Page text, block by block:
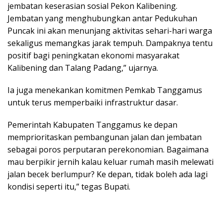
jembatan keserasian sosial Pekon Kalibening.
Jembatan yang menghubungkan antar Pedukuhan
Puncak ini akan menunjang aktivitas sehari-hari warga
sekaligus memangkas jarak tempuh. Dampaknya tentu
positif bagi peningkatan ekonomi masyarakat
Kalibening dan Talang Padang,” ujarnya.
Ia juga menekankan komitmen Pemkab Tanggamus
untuk terus memperbaiki infrastruktur dasar.
Pemerintah Kabupaten Tanggamus ke depan
memprioritaskan pembangunan jalan dan jembatan
sebagai poros perputaran perekonomian. Bagaimana
mau berpikir jernih kalau keluar rumah masih melewati
jalan becek berlumpur? Ke depan, tidak boleh ada lagi
kondisi seperti itu,” tegas Bupati.